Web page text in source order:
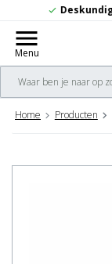
menu
Menu
Home Producten